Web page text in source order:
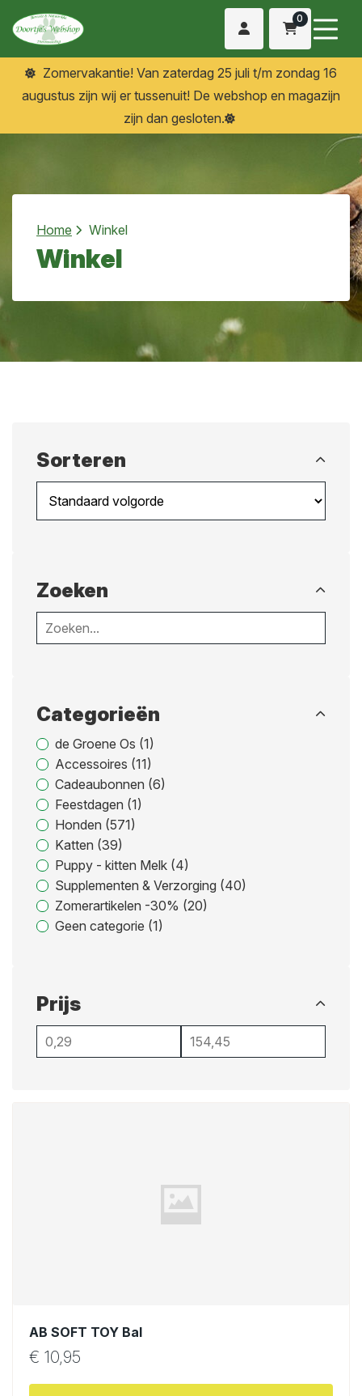
0
Zomervakantie! Van zaterdag 25 juli t/m zondag 16
augustus zijn wij er tussenuit! De webshop en magazijn
zijn dan gesloten.
Home Winkel
Winkel
Sorteren
Zoeken
Categorieën
de Groene Os (1)
Accessoires (11)
Cadeaubonnen (6)
Feestdagen (1)
Honden (571)
Katten (39)
Puppy - kitten Melk (4)
Supplementen & Verzorging (40)
Zomerartikelen -30% (20)
Geen categorie (1)
Prijs
AB SOFT TOY Bal
€ 10,95